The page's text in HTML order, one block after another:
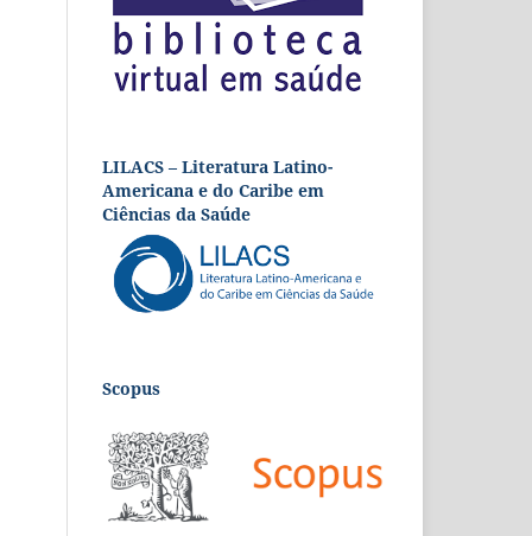
LILACS – Literatura Latino-
Americana e do Caribe em
Ciências da Saúde
Scopus